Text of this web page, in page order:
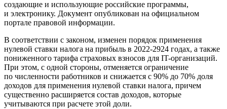
создающие и использующие российские программы,
и электронику. Документ опубликован на официальном
портале правовой информации.
В соответствии с законом, изменен порядок применения
нулевой ставки налога на прибыль в 2022-2924 годах, а также
пониженного тарифа страховых взносов для IT-организаций.
При этом, с одной стороны, отменяется ограничение
по численности работников и снижается с 90% до 70% доля
доходов для применения нулевой ставки налога, причем
существенно расширяется состав доходов, которые
учитываются при расчете этой доли.